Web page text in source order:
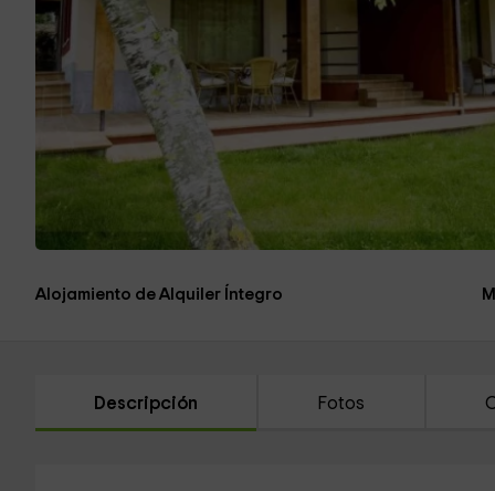
Alojamiento de Alquiler Íntegro
Descripción Fotos